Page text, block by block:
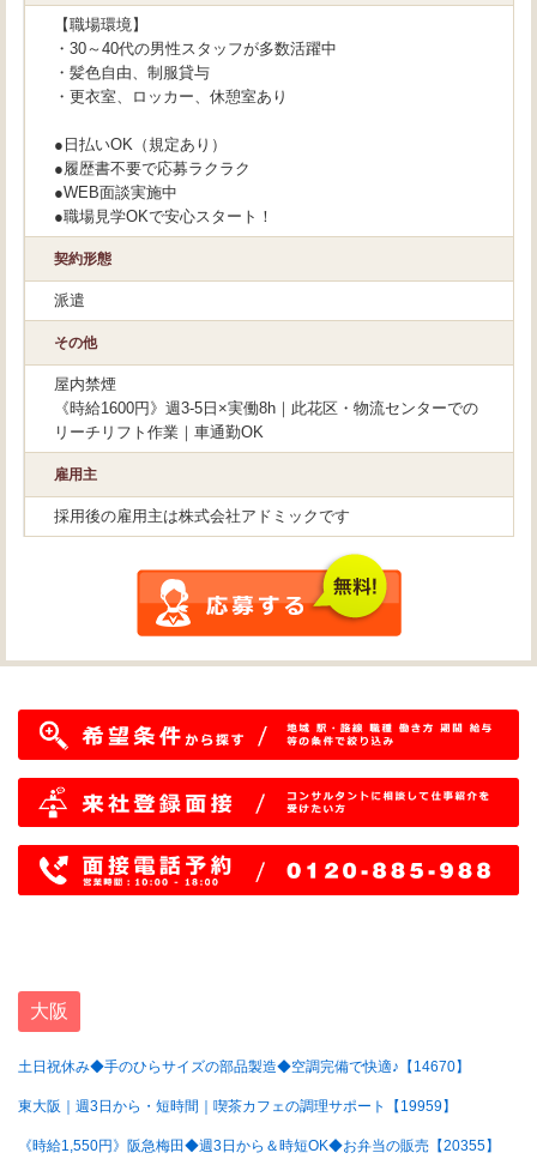
【職場環境】
・30～40代の男性スタッフが多数活躍中
・髪色自由、制服貸与
・更衣室、ロッカー、休憩室あり
●日払いOK（規定あり）
●履歴書不要で応募ラクラク
●WEB面談実施中
●職場見学OKで安心スタート！
契約形態
派遣
その他
屋内禁煙
《時給1600円》週3-5日×実働8h｜此花区・物流センターでの
リーチリフト作業｜車通勤OK
雇用主
採用後の雇用主は株式会社アドミックです
大阪
土日祝休み◆手のひらサイズの部品製造◆空調完備で快適♪【14670】
東大阪｜週3日から・短時間｜喫茶カフェの調理サポート【19959】
《時給1,550円》阪急梅田◆週3日から＆時短OK◆お弁当の販売【20355】